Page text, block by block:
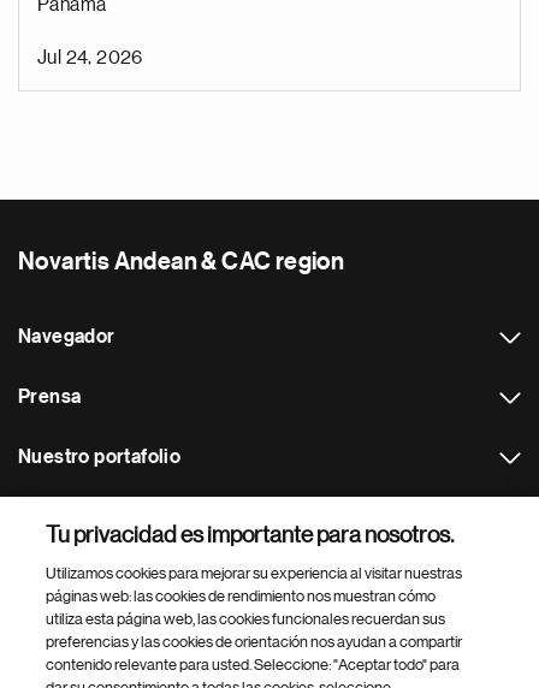
Panama
Jul 24, 2026
Novartis Andean & CAC region
Navegador
Prensa
Nuestro portafolio
Footer Site Search
Tu privacidad es importante para nosotros.
Utilizamos cookies para mejorar su experiencia al visitar nuestras
páginas web: las cookies de rendimiento nos muestran cómo
utiliza esta página web, las cookies funcionales recuerdan sus
preferencias y las cookies de orientación nos ayudan a compartir
contenido relevante para usted. Seleccione: "Aceptar todo" para